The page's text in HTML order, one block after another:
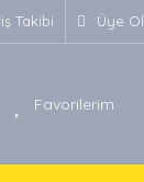
Takibi Üye Ol
Favorilerim